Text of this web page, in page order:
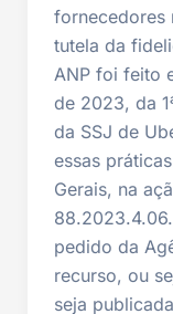
fornecedores
tutela da
ANP foi feito
de 2023, da
da SSJ de
essas
Gerais, na
pedido da
recurso, ou
seja